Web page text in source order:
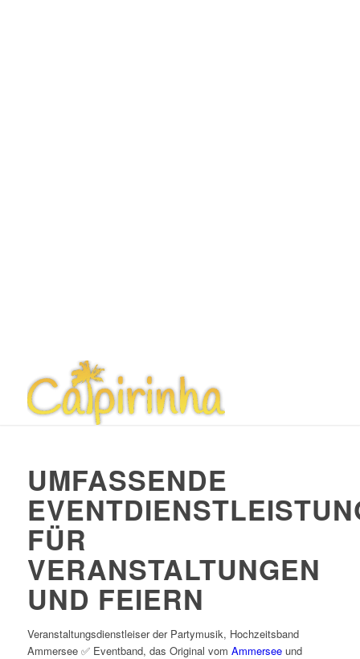
UMFASSENDE
FÜR
VERANSTALTUNGEN
UND FEIERN
Veranstaltungsdienstleiser der Partymusik, Hochzeitsband
Ammersee ✅ Eventband, das Original vom Ammerseeund